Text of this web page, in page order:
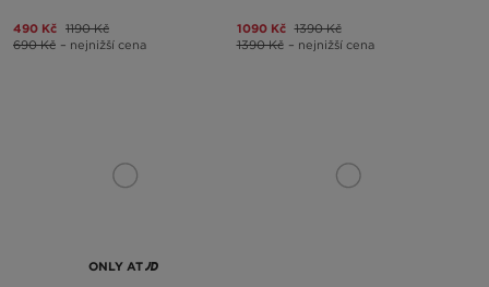
490 Kč 1190 Kč
690 Kč – nejnižší cena
1090 Kč 1390 Kč
1390 Kč – nejnižší cena
ONLY AT